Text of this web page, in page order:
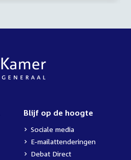
Blijf op de hoogte
Sociale media
E-mailattenderingen
Debat Direct